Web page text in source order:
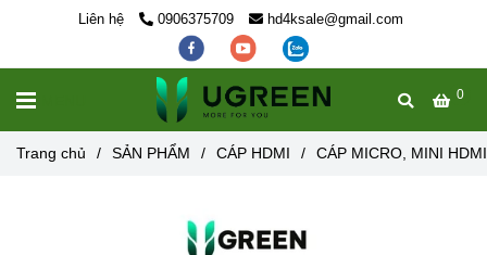
Liên hệ 0906375709 hd4ksale@gmail.com
0
Trang chủ / SẢN PHẨM / CÁP HDMI / CÁP MICRO, MINI HDMI